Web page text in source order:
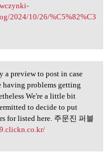
2024/10/26/%C5%82%C3
a
a preview to post in case
having problems getting
We're a little bit
to decide to put
for listed here. 주문진 퍼블